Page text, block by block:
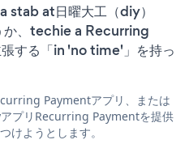
stab at日曜大工（diy）
、techie a Recurring
する「in 'no time'」を持っ
Paymentアプリ、または
プリRecurring Paymentを提供
ようとします。